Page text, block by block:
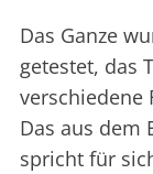
Das Ganze
getestet, das
verschiedene
Das aus dem
spricht für